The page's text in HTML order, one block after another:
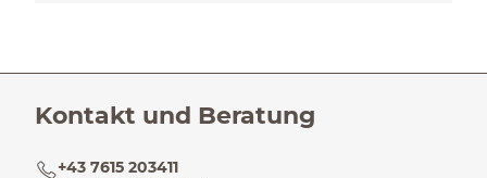
Kontakt und Beratung
+43 7615 203411